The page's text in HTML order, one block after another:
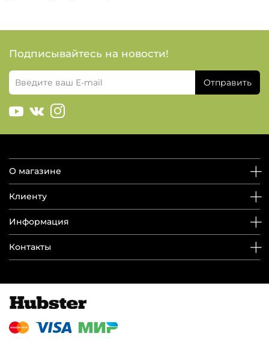
Подписывайтесь на новости!
Отправить
О магазине
Клиенту
Информация
Контакты